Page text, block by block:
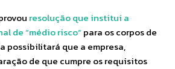
resolução que institui a
de “médio risco” para os corpos de
possibilitará que a empresa,
de que cumpre os requisitos